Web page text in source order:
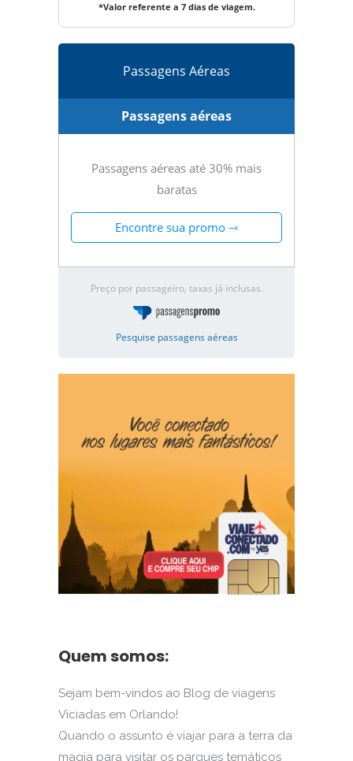
*Valor referente a 7 dias de viagem.
Passagens Aéreas
Passagens aéreas
Passagens aéreas até 30% mais
baratas
Encontre sua promo ⇾
Preço por passageiro, taxas já inclusas.
Pesquise passagens aéreas
Quem somos:
Sejam bem-vindos ao Blog de viagens
Viciadas em Orlando!
Quando o assunto é viajar para a terra da
magia para visitar os parques temáticos